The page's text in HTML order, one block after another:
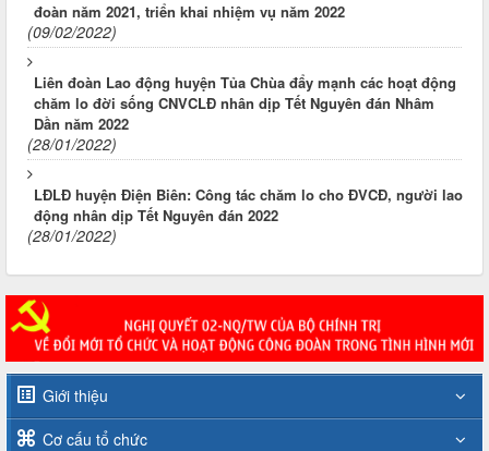
đoàn năm 2021, triển khai nhiệm vụ năm 2022
(09/02/2022)
Liên đoàn Lao động huyện Tủa Chùa đẩy mạnh các hoạt động
chăm lo đời sống CNVCLĐ nhân dịp Tết Nguyên đán Nhâm
Dần năm 2022
(28/01/2022)
LĐLĐ huyện Điện Biên: Công tác chăm lo cho ĐVCĐ, người lao
động nhân dịp Tết Nguyên đán 2022
(28/01/2022)
Giới thiệu
Cơ cấu tổ chức